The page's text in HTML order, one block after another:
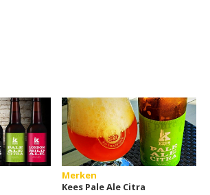
Merken
Kees Pale Ale Citra